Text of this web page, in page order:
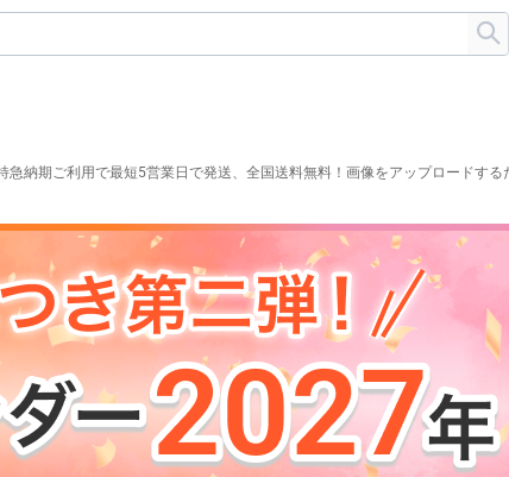
納期ご利用で最短5営業日で発送、全国送料無料！画像をアップロードす